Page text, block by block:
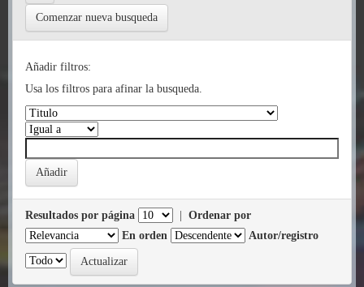
Comenzar nueva busqueda
Añadir filtros:
Usa los filtros para afinar la busqueda.
Resultados por página
Ordenar por
En orden
Autor/registro